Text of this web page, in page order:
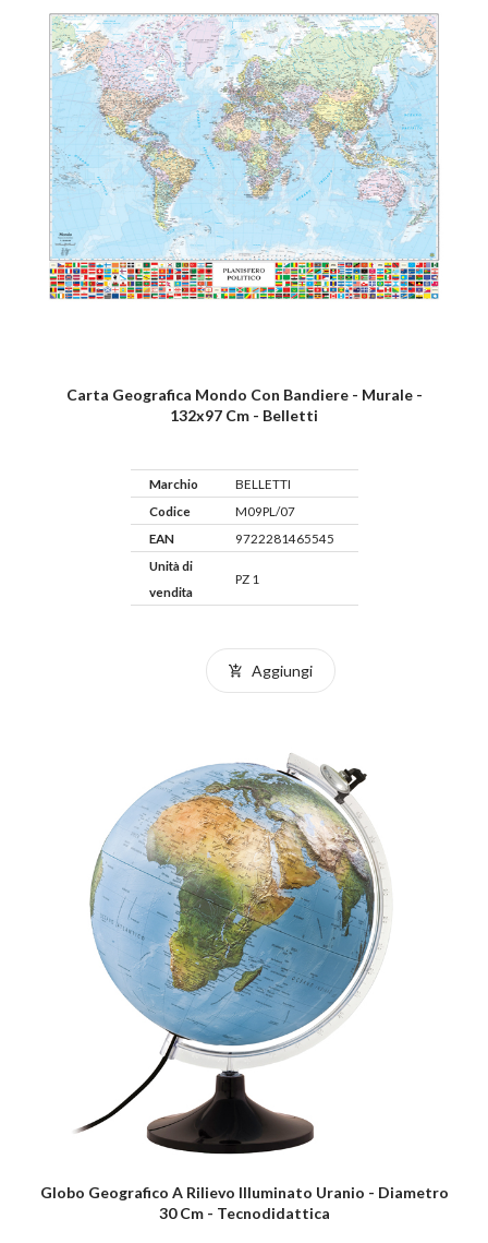
Carta Geografica Mondo Con Bandiere - Murale -
132x97 Cm - Belletti
Marchio
BELLETTI
Codice
M09PL/07
EAN
9722281465545
Unità di
vendita
PZ 1
Aggiungi
Globo Geografico A Rilievo Illuminato Uranio - Diametro
30 Cm - Tecnodidattica